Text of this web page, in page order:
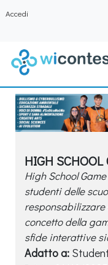
Accedi
HIGH SCHOOL
High School
studenti delle
concetto della
sfide interattive
Adatto a: